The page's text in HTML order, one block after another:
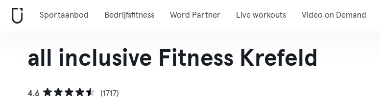
Sportaanbod Bedrijfsfitness Word Partner Live workouts Video on Demand
all inclusive Fitness Krefeld
4.6
(1717)